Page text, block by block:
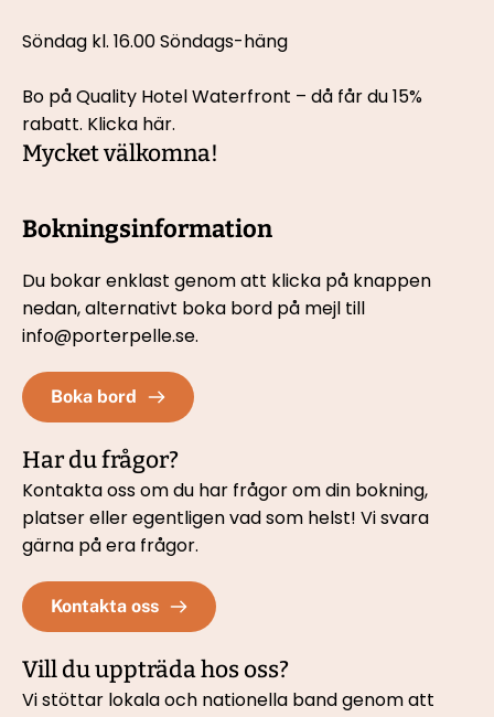
Söndag kl. 16.00 Söndags-häng
Bo på Quality Hotel Waterfront – då får du 15%
rabatt. Klicka här.
Mycket välkomna!
Bokningsinformation
Du bokar enklast genom att klicka på knappen
nedan, alternativt boka bord på mejl till
info@porterpelle.se.
Boka bord
Har du frågor?
Kontakta oss om du har frågor om din bokning,
platser eller egentligen vad som helst! Vi svara
gärna på era frågor.
Kontakta oss
Vill du uppträda hos oss?
Vi stöttar lokala och nationella band genom att